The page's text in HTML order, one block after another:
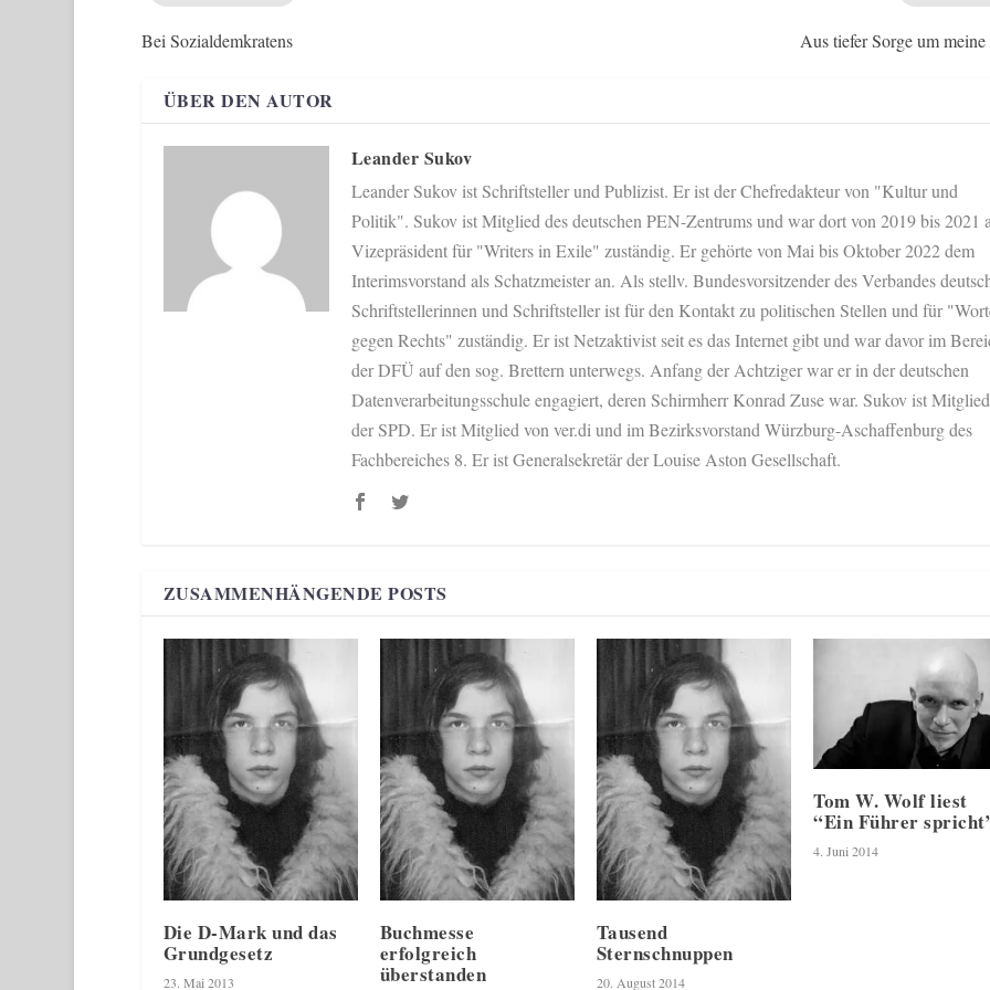
Bei Sozialdemkratens Aus tiefer Sorge um meine
ÜBER DEN AUTOR
Leander Sukov
Leander Sukov ist Schriftsteller und Publizist. Er ist der Chefredakteur von "Kultur und
Politik". Sukov ist Mitglied des deutschen PEN-Zentrums und war dort von 2019 bis 2021
Vizepräsident für "Writers in Exile" zuständig. Er gehörte von Mai bis Oktober 2022 dem
Interimsvorstand als Schatzmeister an. Als stellv. Bundesvorsitzender des Verbandes
Schriftstellerinnen und Schriftsteller ist für den Kontakt zu politischen Stellen und für
gegen Rechts" zuständig. Er ist Netzaktivist seit es das Internet gibt und war davor im
der DFÜ auf den sog. Brettern unterwegs. Anfang der Achtziger war er in der deutschen
Datenverarbeitungsschule engagiert, deren Schirmherr Konrad Zuse war. Sukov ist Mitglied
der SPD. Er ist Mitglied von ver.di und im Bezirksvorstand Würzburg-Aschaffenburg des
Fachbereiches 8. Er ist Generalsekretär der Louise Aston Gesellschaft.
ZUSAMMENHÄNGENDE POSTS
Die D-Mark und das
Grundgesetz
23. Mai 2013
Buchmesse
erfolgreich
überstanden
Tausend
Sternschnuppen
20. August 2014
Tom W. Wolf liest
“Ein Führer
4. Juni 2014